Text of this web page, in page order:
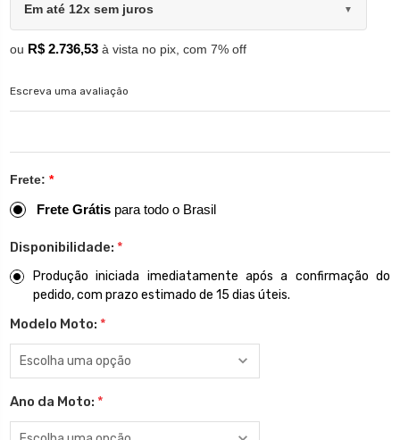
Em até 12x sem juros ▼
ou R$ 2.736,53 à vista no pix, com 7% off
Escreva uma avaliação
Frete: *
Frete Grátis para todo o Brasil
Disponibilidade: *
Produção iniciada imediatamente após a confirmação do
pedido, com prazo estimado de 15 dias úteis.
Modelo Moto: *
Ano da Moto: *